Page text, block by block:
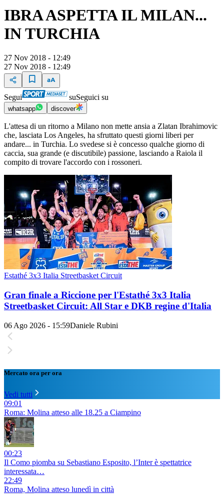
IBRA ASPETTA IL MILAN...
IN TURCHIA
27 Nov 2018 - 12:49
27 Nov 2018 - 12:49
Segui suSeguici su
whatsapp discover
L'attesa di un ritorno a Milano non mette ansia a Zlatan Ibrahimovic
che, lasciata Los Angeles, ha sfruttato questi giorni liberi per
andare... in Turchia. Lo svedese si è concesso qualche giorno di
caccia, sua grande (e discutibile) passione, lasciando a Raiola il
compito di trovare l'accordo con i rossoneri.
Estathé 3x3 Italia Streetbasket Circuit
Gran finale a Riccione per l'Estathé 3x3 Italia
Streetbasket Circuit: All Star e DKB regine d'Italia
06 Ago 2026 - 15:59Daniele Rubini
Mercato ora per ora
Vedi tutti
09:01
Roma: Molina atteso alle 18.25 a Ciampino
00:23
Il Como piomba su Sebastiano Esposito, l’Inter è spettatrice
interessata…
22:49
Roma, Molina atteso lunedì in città